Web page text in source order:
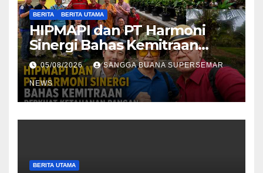
BERITA BERITA UTAMA
HIPMAPI dan PT Harmoni
Sinergi Bahas Kemitraan
Perkuat Ketahanan Pangan
05/08/2026 SANGGA BUANA SUPERSEMAR
NEWS
BERITA UTAMA